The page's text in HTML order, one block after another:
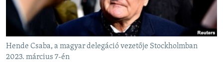
KLÍMAVÁLTOZÁS
A MÚLT TANULSÁGAI
KÖVESSEN MINKET!
Hende Csaba, a magyar delegáció vezetője Stockholmban
2023. március 7-én